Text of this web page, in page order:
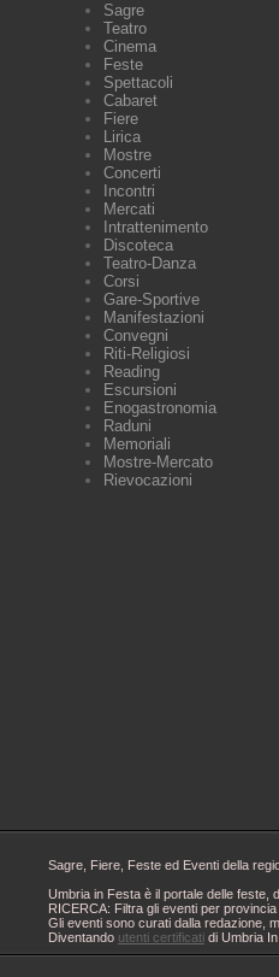
Sagre
Teatro
Cinema
Feste
Spettacoli
Cabaret
Fiere
Lirica
Mostre
Concerti
Incontri
Mercati
Intrattenimento
Discoteca
Teatro-Danza
Corsi
Gare-Sportive
Manifestazioni
Convegni
Riti-Religiosi
Reading
Escursioni
Enogastronomia
Raduni
Memoriali
Mostre-Mercato
Rievocazioni
Sagre, Fiere, Feste ed Eventi della
Umbria in Festa è il portale delle feste,
RICERCA: Filtra gli eventi per
Gli eventi sono curati dalla redazione,
Diventando utenti certificati di Umbria